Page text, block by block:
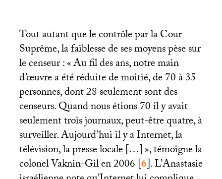
Tout autant que le contrôle par la Cour
Suprême, la faiblesse de ses moyens pèse sur
le censeur : «Au fil des ans, notre main
d’œuvre a été réduite de moitié, de 70 à 35
personnes, dont 28 seulement sont des
censeurs. Quand nous étions 70 il y avait
seulement trois journaux, peut-être quatre, à
surveiller. Aujourd’hui il y a Internet, la
télévision, la presse locale […]», témoigne la
colonel Vaknin-Gil en 2006[6]. L’Anastasie